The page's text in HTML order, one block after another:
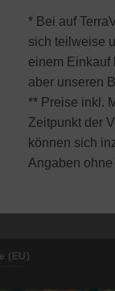
* Bei auf
sich teilweise
einem Einkauf
aber unseren
** Preise inkl.
Zeitpunkt der
können sich
Angaben ohne
(EU)